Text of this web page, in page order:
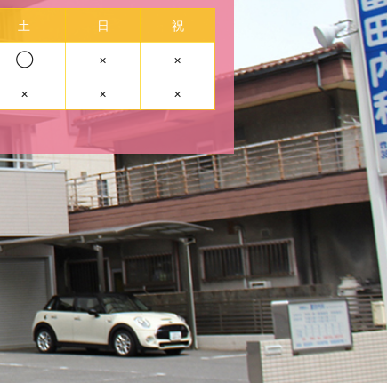
土 日 祝
◯ × ×
× × ×